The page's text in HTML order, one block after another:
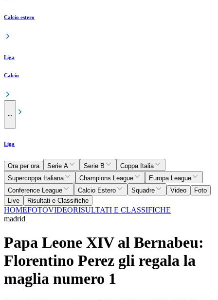
Calcio estero
Liga
Calcio
Liga
Ora per ora Serie A Serie B
Coppa Italia
Supercoppa Italiana
Champions League
Europa League
Conference League
Calcio Estero Squadre Video
Foto
Live
Risultati e Classifiche
HOMEFOTOVIDEORISULTATI E CLASSIFICHE
madrid
Papa Leone XIV al Bernabeu:
Florentino Perez gli regala la
maglia numero 1